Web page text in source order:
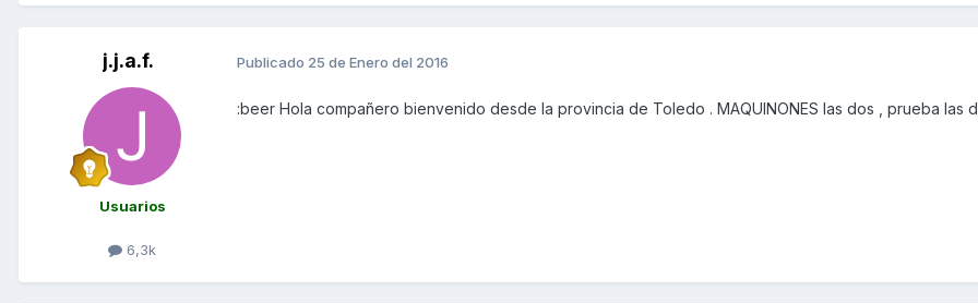
j.j.a.f.
Usuarios
6,3k
Publicado 25 de Enero del 2016
:beer Hola compañero bienvenido desde la provincia de Toledo . MAQUINONES las dos , prueba las